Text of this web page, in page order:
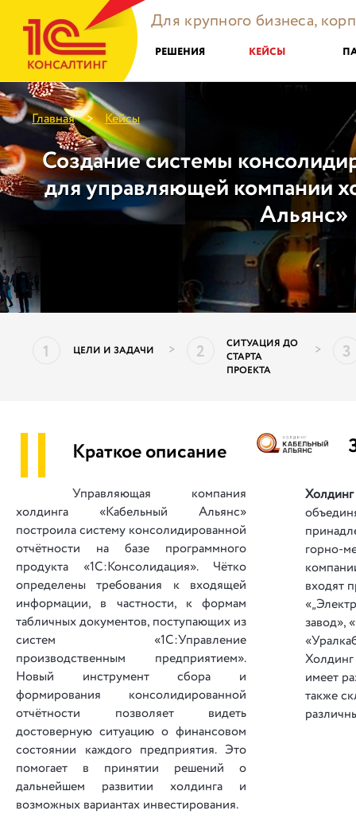
Для крупного бизнеса,
РЕШЕНИЯ КЕЙСЫ
Главная > Кейсы
Создание системы
для управляющей компании
Альянс»
1 ЦЕЛИ И ЗАДАЧИ > 2
СИТУАЦИЯ ДО
СТАРТА
ПРОЕКТА
> 3
|| Краткое описание
Управляющая компания
холдинга «Кабельный Альянс»
построиласистему консолидированной
отчётности на базе программного
продукта «1С:Консолидация». Чётко
определены требования к входящей
информации, в частности, к формам
табличных документов, поступающих из
систем «1С:Управление
производственным предприятием».
Новый инструмент сбора и
формирования консолидированной
отчётности позволяет видеть
достоверную ситуацию о финансовом
состоянии каждого предприятия. Это
помогает в принятии решений о
дальнейшем развитии холдинга и
возможных вариантах инвестирования.
горно-
входят
завод»,
имеет
также